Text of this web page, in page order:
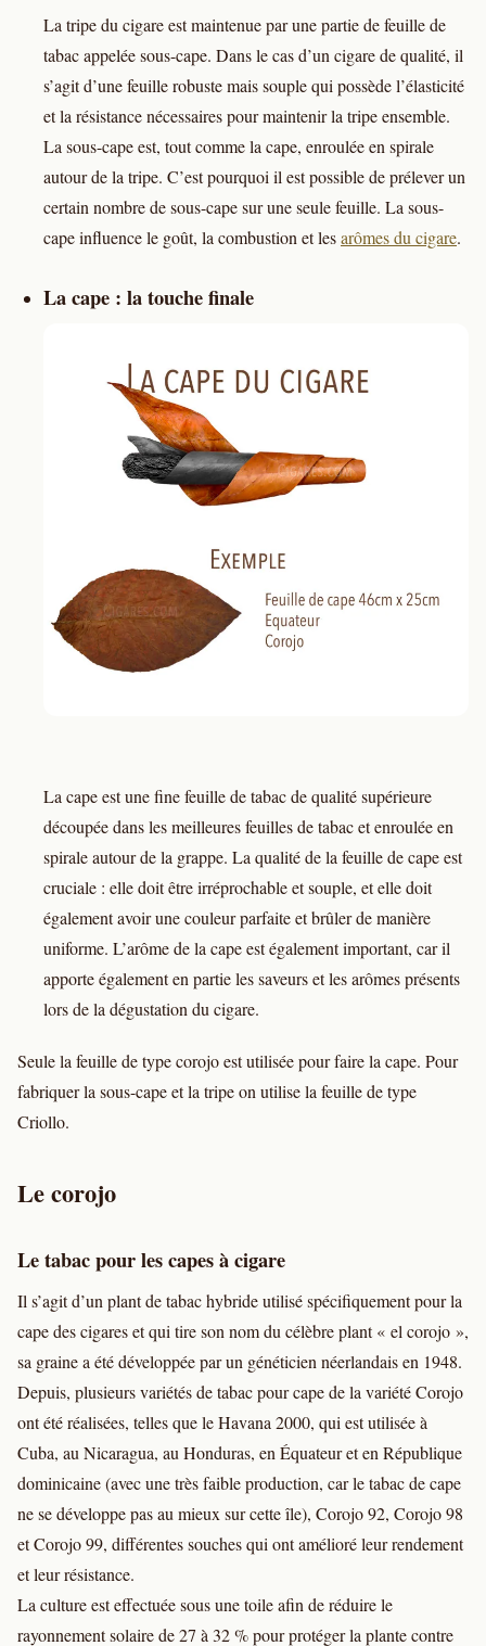
La tripe du cigare est maintenue par une partie de feuille de
tabac appelée sous-cape. Dans le cas d’un cigare de qualité, il
s’agit d’une feuille robuste mais souple qui possède l’élasticité
et la résistance nécessaires pour maintenir la tripe ensemble.
La sous-cape est, tout comme la cape, enroulée en spirale
autour de la tripe. C’est pourquoi il est possible de prélever un
certain nombre de sous-cape sur une seule feuille. La sous-
cape influence le goût, la combustion et lesarômes du cigare.
La cape : la touche finale
La cape est une fine feuille de tabac de qualité supérieure
découpée dans les meilleures feuilles de tabac et enroulée en
spirale autour de la grappe. La qualité de la feuille de cape est
cruciale : elle doit être irréprochable et souple, et elle doit
également avoir une couleur parfaite et brûler de manière
uniforme. L’arôme de la cape est également important, car il
apporte également en partie les saveurs et les arômes présents
lors de la dégustation du cigare.
Seule la feuille de type corojo est utilisée pour faire la cape. Pour
fabriquer la sous-cape et la tripe on utilise la feuille de type
Criollo.
Le corojo
Le tabac pour les capes à cigare
Il s’agit d’un plant de tabac hybride utilisé spécifiquement pour la
cape des cigares et qui tire son nom du célèbre plant « el corojo »,
sa graine a été développée par un généticien néerlandais en 1948.
Depuis, plusieurs variétés de tabac pour cape de la variété Corojo
ont été réalisées, telles que le Havana 2000, qui est utilisée à
Cuba, au Nicaragua, au Honduras, en Équateur et en République
dominicaine (avec une très faible production, car le tabac de cape
ne se développe pas au mieux sur cette île), Corojo 92, Corojo 98
et Corojo 99, différentes souches qui ont amélioré leur rendement
et leur résistance.
La culture est effectuée sous une toile afin de réduire le
rayonnement solaire de 27 à 32 % pour protéger la plante contre